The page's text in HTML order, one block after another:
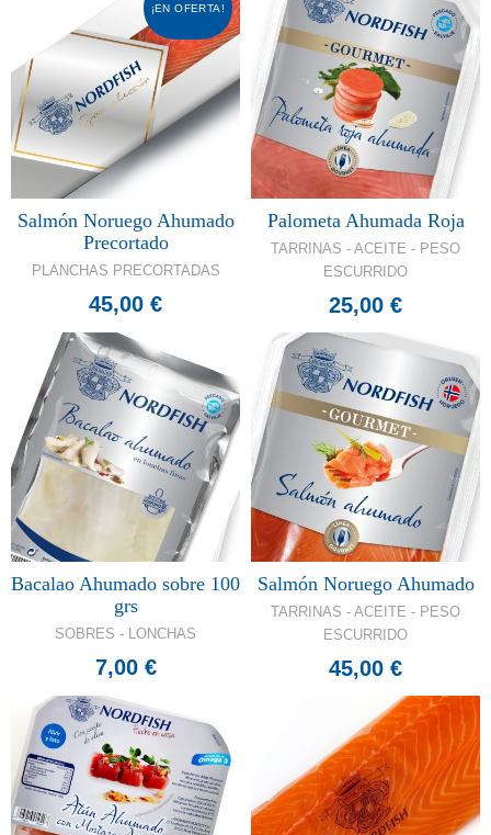
¡EN OFERTA!
Salmón Noruego Ahumado
Precortado
PLANCHAS PRECORTADAS
45,00 €
Palometa Ahumada Roja
TARRINAS - ACEITE - PESO
ESCURRIDO
25,00 €
Bacalao Ahumado sobre 100
grs
SOBRES - LONCHAS
7,00 €
Salmón Noruego Ahumado
TARRINAS - ACEITE - PESO
ESCURRIDO
45,00 €